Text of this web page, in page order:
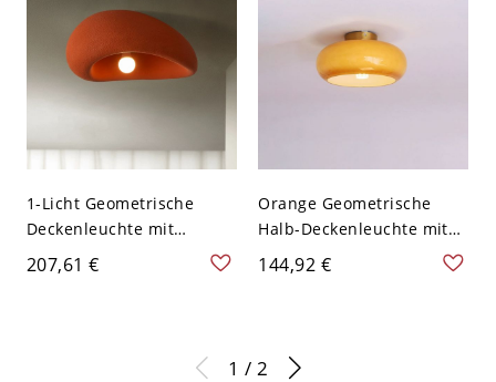
1-Licht Geometrische
Deckenleuchte mit
abwärts gerichtetem
Schirm im modernen Stil -
207,61 €
Orange Geometrische
Halb-Deckenleuchte mit
weißem Glasschirm -
110V-120V
144,92 €
1 / 2